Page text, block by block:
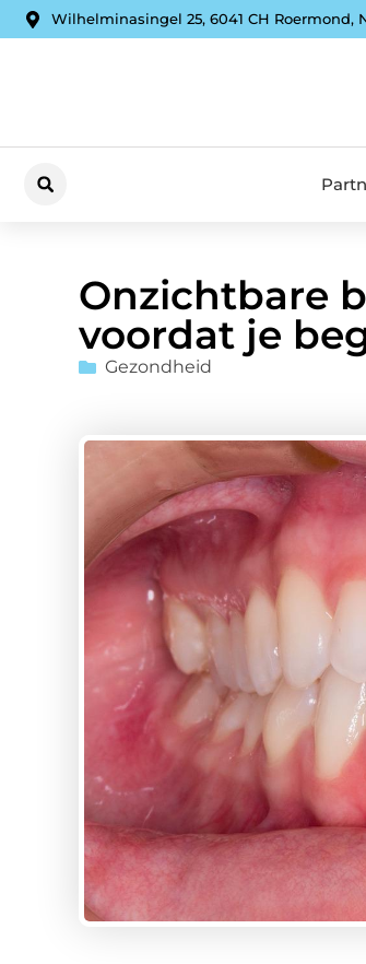
Wilhelminasingel 25, 6041 CH Roermond,
Onzichtbare
voordat je
Gezondheid